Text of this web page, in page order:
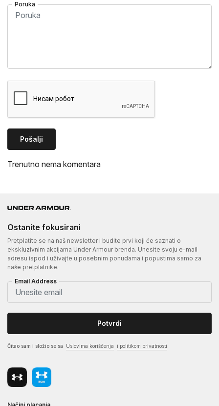
Poruka
Pošalji
Trenutno nema komentara
Ostanite fokusirani
Pretplatite se na naš newsletter i budite prvi koji će saznati o
ekskluzivnim akcijama Under Armour brenda. Unesite svoju e-mail
adresu ispod i uživajte u posebnim ponudama i popustima samo za
naše pretplatnike.
Email Address
Potvrdi
Čitao sam i složio se sa Uslovima korišćenja i politikom privatnosti